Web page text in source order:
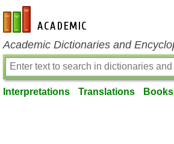
en-academic.com
Academic Dictionaries and
Interpretations Translations Books